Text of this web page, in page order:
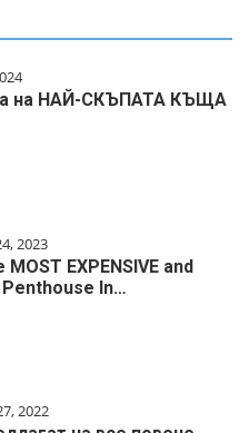
на НАЙ-СКЪПАТА КЪЩА
2023
MOST EXPENSIVE and
Penthouse In…
2022